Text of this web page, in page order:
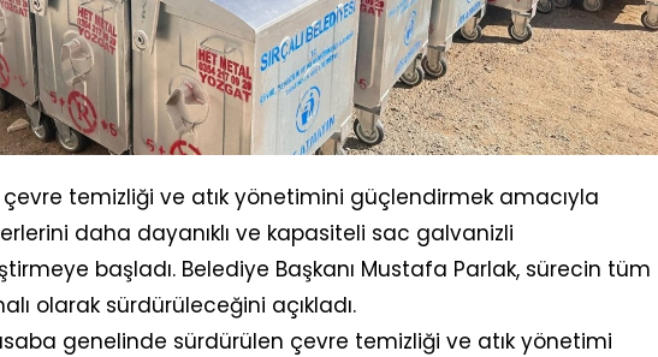
çevre temizliği ve atık yönetimini güçlendirmek amacıyla
daha dayanıklı ve kapasiteli sac galvanizli
başladı. Belediye Başkanı Mustafa Parlak, sürecin tüm
olarak sürdürüleceğini açıkladı.
genelinde sürdürülen çevre temizliği ve atık yönetimi